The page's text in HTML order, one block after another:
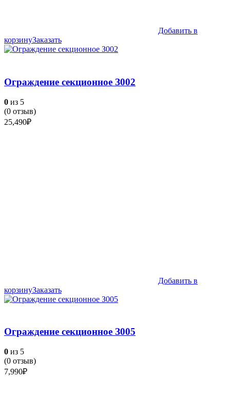
Добавить в
корзинуЗаказать
Ограждение секционное З002
0 из 5
(0 отзыв)
25,490₽
Добавить в
корзинуЗаказать
Ограждение секционное З005
0 из 5
(0 отзыв)
7,990₽